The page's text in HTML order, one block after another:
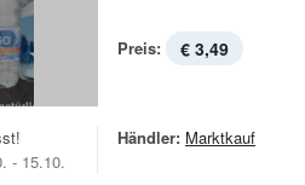
Preis: € 3,49
- 15.10.
Händler: Marktkauf